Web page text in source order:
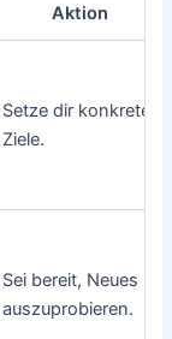
Aktion
Setze dir konkrete
Ziele.
Sei bereit, Neues
auszuprobieren.